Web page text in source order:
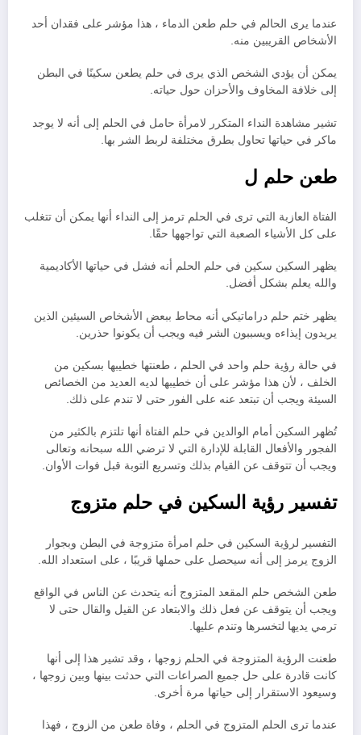
عندما يرى الحالم في حلم طعن الدماء ، هذا مؤشر على فقدان أحد
الأشخاص القريبين منه.
يمكن أن يؤدي الشخص الذي يرى في حلم يطعن سكينًا في البطن
إلى خلافة المخاوف والأحزان حول حياته.
تشير مشاهدة النداء المتكرر لامرأة حامل في الحلم إلى أنه لا يوجد
ماكر في حياتها تحاول بطرق مختلفة لربط الشر بها.
طعن حلم ل
الفتاة العازبة التي ترى في الحلم ترمز إلى النداء أنها يمكن أن تتغلب
على كل الأشياء الصعبة التي تواجهها حقًا.
يظهر السكين سكين في حلم الحلم أنه فشل في حياتها الأكاديمية
والله يعلم بشكل أفضل.
يظهر ختم حلم دراماتيكي أنه محاط ببعض الأشخاص السيئين الذين
يريدون إيذاءه ويسببون الشر فيه ويجب أن يكونوا حذرين.
في حالة رؤية حلم واحد في الحلم ، طعنتها خطيبها بسكين من
الخلف ، لأن هذا مؤشر على أن خطيبها لديه العديد من الخصائص
السيئة ويجب أن تبتعد عنه على الفور حتى لا تندم على ذلك.
تُظهر السكين أمام الوالدين في حلم الفتاة أنها تلتزم بالكثير من
الفجور والأفعال القابلة للإدارة التي لا ترضي الله سبحانه وتعالى
ويجب أن تتوقف عن القيام بذلك وتسريع التوبة قبل فوات الأوان.
تفسير رؤية السكين في حلم متزوج
التفسير لرؤية السكين في حلم امرأة متزوجة في البطن وبجوار
الزوج يرمز إلى أنه سيحصل على حملها قريبًا ، على استعداد الله.
طعن الشخص حلم المقعد المتزوج أنه يتحدث عن الناس في الواقع
ويجب أن يتوقف عن فعل ذلك والابتعاد عن القيل والقال حتى لا
ترمي يديها لتخسرها وتندم عليها.
طعنت الرؤية المتزوجة في الحلم زوجها ، وقد تشير هذا إلى أنها
كانت قادرة على حل جميع الصراعات التي حدثت بينها وبين زوجها ،
وسيعود الاستقرار إلى حياتها مرة أخرى.
عندما ترى الحلم المتزوج في الحلم ، وفاة طعن من الزوج ، فهذا